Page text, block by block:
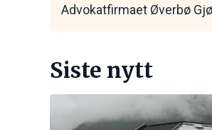
Advokatfirmaet Øverbø
Siste nytt